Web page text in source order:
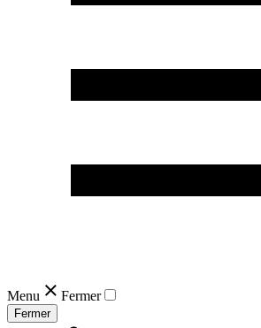
Menu Fermer
Fermer